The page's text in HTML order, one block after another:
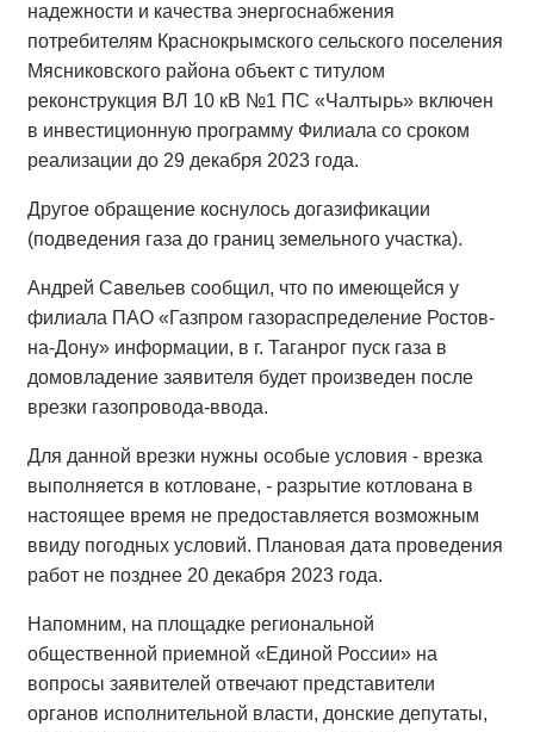
надежности и качества энергоснабжения
потребителям Краснокрымского сельского поселения
Мясниковского района объект с титулом
реконструкция BЛ 10 кВ №1 ПС «Чалтырь» включен
в инвестиционную программу Филиала со сроком
реализации до 29 декабря 2023 года.
Другое обращение коснулось догазификации
(подведения газа до границ земельного участка).
Андрей Савельев сообщил, что по имеющейся у
филиала ПАО «Газпром газораспределение Ростов-
на-Дону» информации, в г. Таганрог пуск газа в
домовладение заявителя будет произведен после
врезки газопровода-ввода.
Для данной врезки нужны особые условия - врезка
выполняется в котловане, - разрытие котлована в
настоящее время не предоставляется возможным
ввиду погодных условий. Плановая дата проведения
работ не позднее 20 декабря 2023 года.
Напомним, на площадке региональной
общественной приемной «Единой России» на
вопросы заявителей отвечают представители
органов исполнительной власти, донские депутаты,